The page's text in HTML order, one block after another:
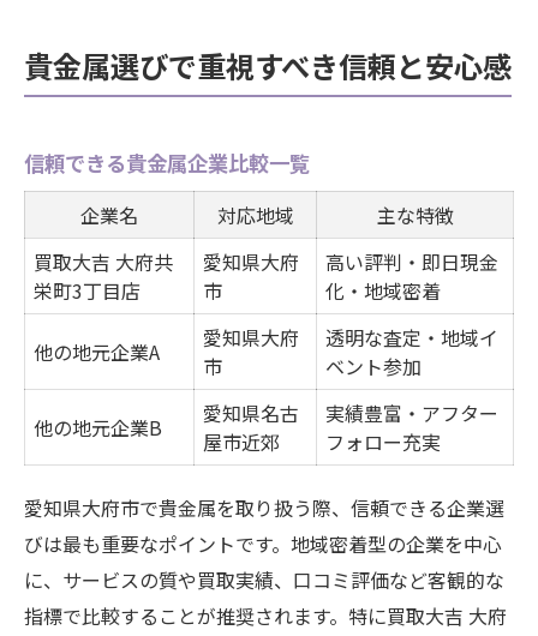
愛知県大府市で注目される貴金属の動向
大府市の貴金属市場動向まとめ
愛知県大府市発の注目貴金属企業
地元で選ばれる貴金属の特徴とは
大府市の貴金属取引の傾向を解説
安定した資産運用なら貴金属の活用が有効
貴金属活用による資産運用の比較表
資産安定に強い貴金属の選び方
貴金属投資で得られるメリット解説
長期運用に適した貴金属の特徴
貴金属資産形成の成功ポイント
地元特産品と貴金属企業を本音で比較
大府市特産品と貴金属企業の比較表
地域産品と貴金属の価値を考える
貴金属選びで重視すべき信頼と安心感
信頼できる貴金属企業比較一覧
企業名 対応地域
主な特徴
買取大吉 大府共
栄町3丁目店
愛知県大府
市
高い評判・即日現金
化・地域密着
他の地元企業A
愛知県大府
市
透明な査定・地域イ
ベント参加
他の地元企業B
愛知県名古
屋市近郊
実績豊富・アフター
フォロー充実
愛知県大府市で貴金属を取り扱う際、信頼できる企業選
びは最も重要なポイントです。地域密着型の企業を中心
に、サービスの質や買取実績、口コミ評価など客観的な
指標で比較することが推奨されます。特に買取大吉 大府